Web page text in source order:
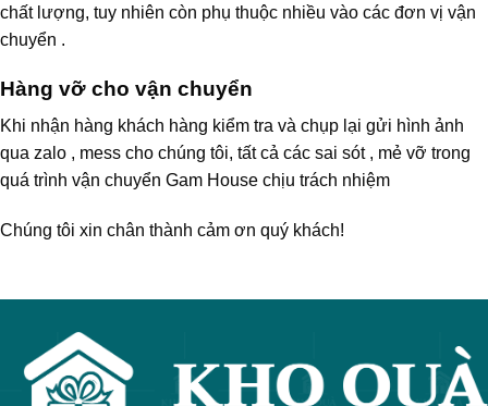
chất lượng, tuy nhiên còn phụ thuộc nhiều vào các đơn vị vận
chuyển .
Hàng vỡ cho vận chuyển
Khi nhận hàng khách hàng kiểm tra và chụp lại gửi hình ảnh
qua zalo , mess cho chúng tôi, tất cả các sai sót , mẻ vỡ trong
quá trình vận chuyển Gam House chịu trách nhiệm
Chúng tôi xin chân thành cảm ơn quý khách!